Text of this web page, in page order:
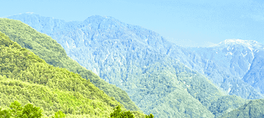
た
つ
映
え